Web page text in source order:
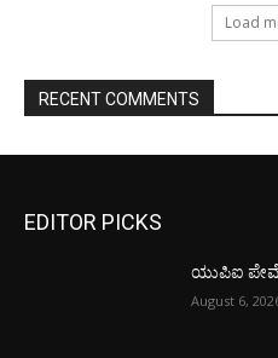
Load
RECENT COMMENTS
EDITOR PICKS
ಯುಪಿಐ
August 6,